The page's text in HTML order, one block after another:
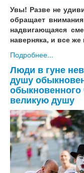
Увы! Разве не
обращает
надвигающаяся
наверняка, и все же
Подробнее...
Люди в гуне
душу
обыкновенного
великую душу